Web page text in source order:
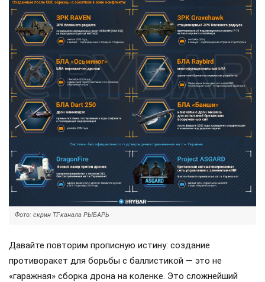
Фото: скрин ТГ-канала РЫБАРЬ
Давайте повторим прописную истину: создание
противоракет для борьбы с баллистикой — это не
«гаражная» сборка дрона на коленке. Это сложнейший